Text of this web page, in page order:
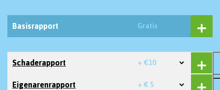
Basisrapport Gratis
Schaderapport + €10
Eigenarenrapport + € 5